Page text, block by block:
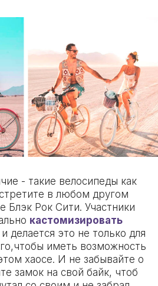
- такие велосипеды как
в любом другом
Блэк Рок Сити. Участники
кастомизировать
и делается это не только для
иметь возможность
хаосе. И не забывайте о
замок на свой байк, чтоб